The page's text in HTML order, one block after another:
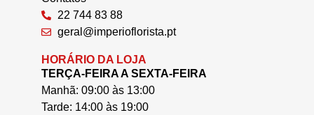
22 744 83 88
geral@imperioflorista.pt
HORÁRIO DA LOJA
TERÇA-FEIRA A SEXTA-FEIRA
Manhã: 09:00 às 13:00
Tarde: 14:00 às 19:00